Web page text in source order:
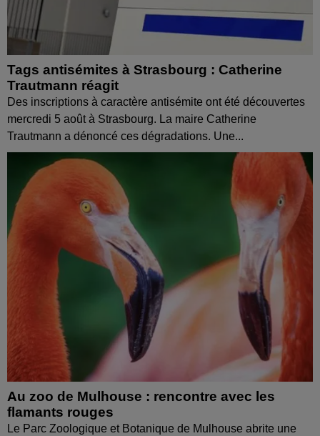
Tags antisémites à Strasbourg : Catherine
Trautmann réagit
Des inscriptions à caractère antisémite ont été découvertes
mercredi 5 août à Strasbourg. La maire Catherine
Trautmann a dénoncé ces dégradations. Une...
Au zoo de Mulhouse : rencontre avec les
flamants rouges
Le Parc Zoologique et Botanique de Mulhouse abrite une